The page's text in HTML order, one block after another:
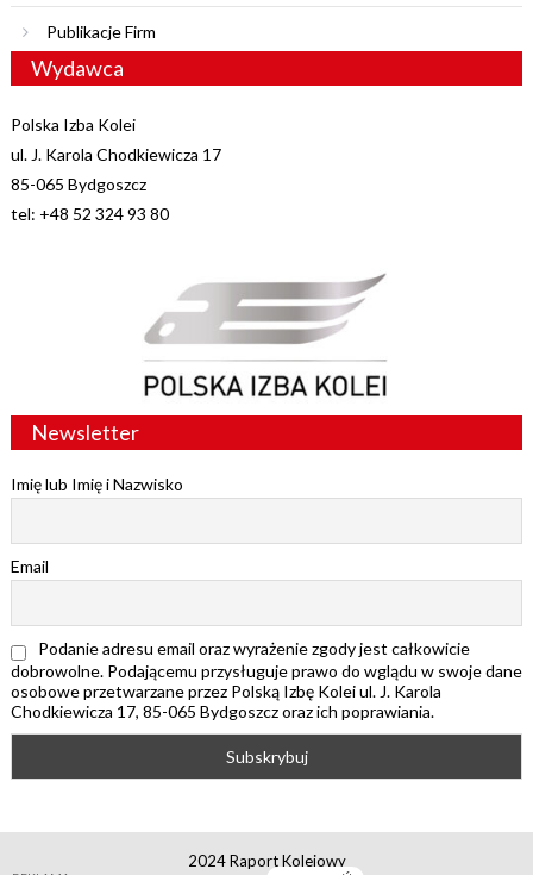
Publikacje Firm
Wydawca
Polska Izba Kolei
ul. J. Karola Chodkiewicza 17
85-065 Bydgoszcz
tel: +48 52 324 93 80
Newsletter
Imię lub Imię i Nazwisko
Email
Podanie adresu email oraz wyrażenie zgody jest całkowicie
dobrowolne. Podającemu przysługuje prawo do wglądu w swoje dane
osobowe przetwarzane przez Polską Izbę Kolei ul. J. Karola
Chodkiewicza 17, 85-065 Bydgoszcz oraz ich poprawiania.
2024 Raport Kolejowy